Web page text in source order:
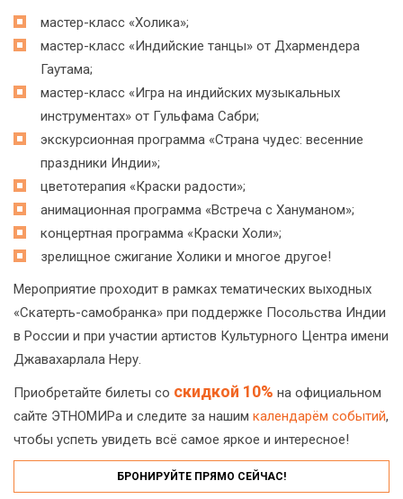
мастер-класс «Холика»;
мастер-класс «Индийские танцы» от Дхармендера
Гаутама;
мастер-класс «Игра на индийских музыкальных
инструментах» от Гульфама Сабри;
экскурсионная программа «Страна чудес: весенние
праздники Индии»;
цветотерапия «Краски радости»;
анимационная программа «Встреча с Хануманом»;
концертная программа «Краски Холи»;
зрелищное сжигание Холики и многое другое!
Мероприятие проходит в рамках тематических выходных
«Скатерть-самобранка» при поддержке Посольства Индии
в России и при участии артистов Культурного Центра имени
Джавахарлала Неру.
Приобретайте билеты со скидкой 10% на официальном
сайте ЭТНОМИРа и следите за нашим календарём событий,
чтобы успеть увидеть всё самое яркое и интересное!
БРОНИРУЙТЕ ПРЯМО СЕЙЧАС!